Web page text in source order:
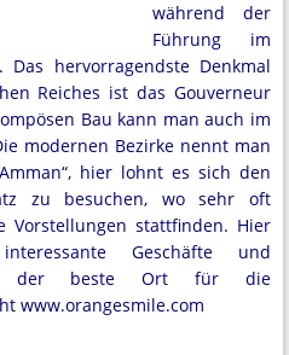
während der
Führung im
hervorragendste Denkmal
Reiches ist das Gouverneur
Bau kann man auch im
modernen Bezirke nennt man
hier lohnt es sich den
zu besuchen, wo sehr oft
Vorstellungen stattfinden. Hier
Geschäfte und
der beste Ort für die
www.orangesmile.com